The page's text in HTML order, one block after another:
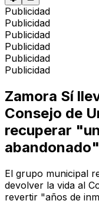
Publicidad
Publicidad
Publicidad
Publicidad
Publicidad
Publicidad
Zamora Sí
Consejo de
recuperar
abandonado"
El grupo municipal
devolver la vida al
revertir "años de